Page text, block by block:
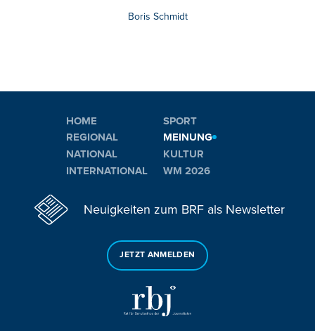
Boris Schmidt
HOME
REGIONAL
NATIONAL
INTERNATIONAL
SPORT
MEINUNG
KULTUR
WM 2026
Neuigkeiten zum BRF als Newsletter
JETZT ANMELDEN